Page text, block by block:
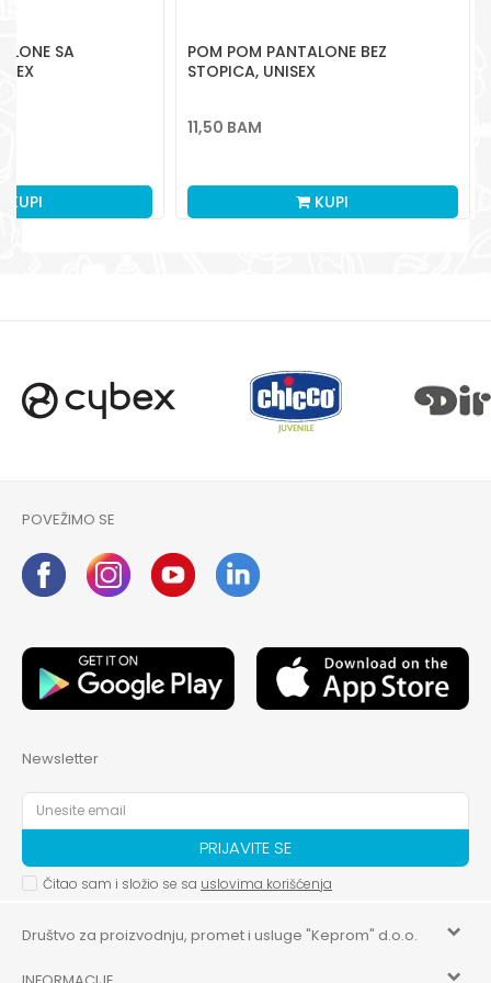
SA
KUPI
POM POM PANTALONE BEZ
STOPICA, UNISEX
11,50 BAM
KUPI
POVEŽIMO SE
Newsletter
PRIJAVITE SE
Čitao sam i složio se sa uslovima korišćenja
Društvo za proizvodnju, promet i usluge "Keprom" d.o.o.